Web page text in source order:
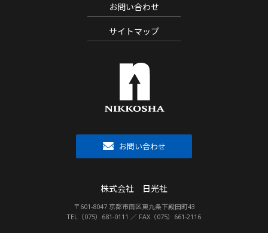
お問い合わせ
株式会社 日光社
〒601-8047 京都市南区東九条下殿田町43
TEL（075）681-0111 ／ FAX（075）661-2116
お問い合わせ
サイトマップ